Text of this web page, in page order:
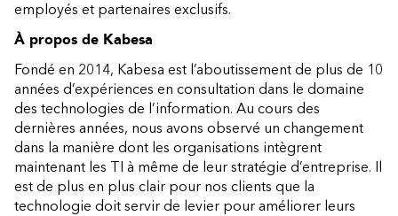
employés et partenaires exclusifs.
À propos de Kabesa
Fondé en 2014, Kabesa est l’aboutissement de plus de 10
années d’expériences en consultation dans le domaine
des technologies de l’information. Au cours des
dernières années, nous avons observé un changement
dans la manière dont les organisations intègrent
maintenant les TI à même de leur stratégie d’entreprise. Il
est de plus en plus clair pour nos clients que la
technologie doit servir de levier pour améliorer leurs